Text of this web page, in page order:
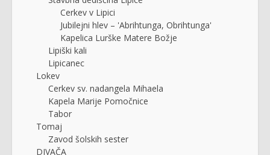
Cerkev v Lipici
Jubilejni hlev – 'Abrihtunga, Obrihtunga'
Kapelica Lurške Matere Božje
Lipiški kali
Lipicanec
Lokev
Cerkev sv. nadangela Mihaela
Kapela Marije Pomočnice
Tabor
Tomaj
Zavod šolskih sester
DIVAČA